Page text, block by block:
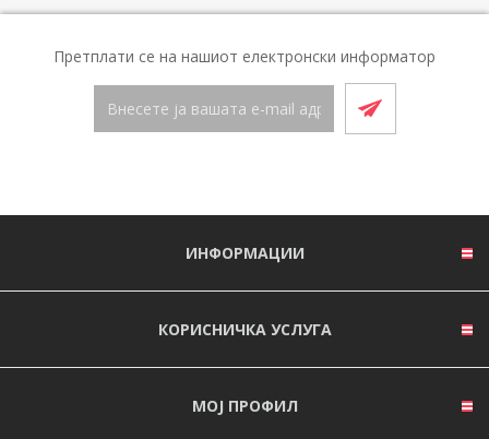
Претплати се на нашиот електронски информатор
ИНФОРМАЦИИ
КОРИСНИЧКА УСЛУГА
МОЈ ПРОФИЛ